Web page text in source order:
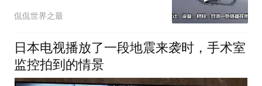
运到头了吗
侃侃世界之最
日本电视播放了一段地震来袭时，手术室
监控拍到的情景